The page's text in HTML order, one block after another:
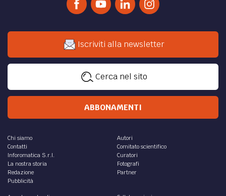
Iscriviti alla newsletter
Cerca nel sito
ABBONAMENTI
Chi siamo
Contatti
Inforomatica S.r.l.
La nostra storia
Redazione
Pubblicità
Autori
Comitato scientifico
Curatori
Fotografi
Partner